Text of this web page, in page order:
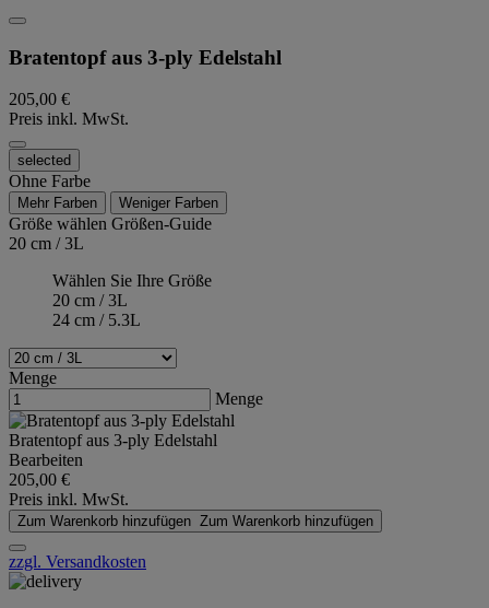
Bratentopf aus 3-ply Edelstahl
205,00 €
Preis inkl. MwSt.
selected
Ohne Farbe
Mehr Farben Weniger Farben
Größe wählen Größen-Guide
20 cm / 3L
Wählen Sie Ihre Größe
20 cm / 3L
24 cm / 5.3L
Menge
Menge
Bratentopf aus 3-ply Edelstahl
Bearbeiten
205,00 €
Preis inkl. MwSt.
Zum Warenkorb hinzufügen Zum Warenkorb hinzufügen
zzgl. Versandkosten